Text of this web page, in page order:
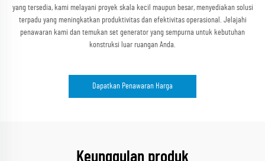
yang tersedia, kami melayani proyek skala kecil maupun besar, menyediakan solusi
terpadu yang meningkatkan produktivitas dan efektivitas operasional. Jelajahi
penawaran kami dan temukan set generator yang sempurna untuk kebutuhan
konstruksi luar ruangan Anda.
Dapatkan Penawaran Harga
Keunggulan produk